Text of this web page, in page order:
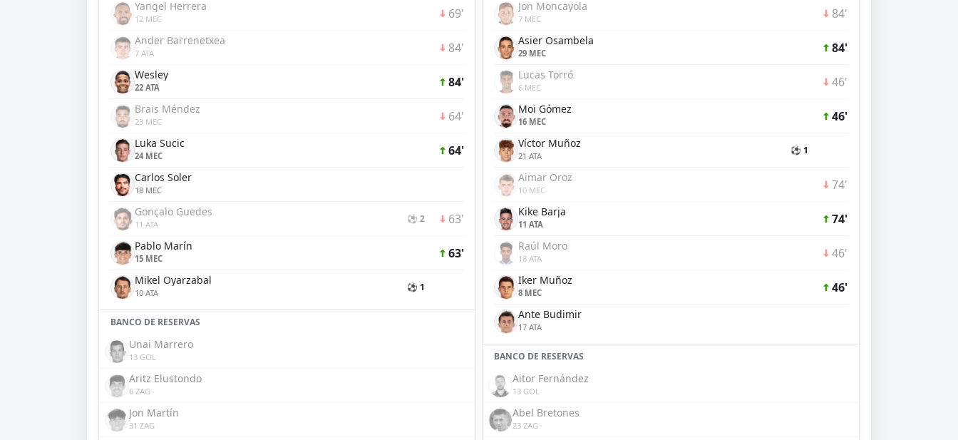
Yangel Herrera
12 MEC 69'
Ander Barrenetxea
7 ATA 84'
Wesley
22 ATA 84'
Brais Méndez
23 MEC 64'
Luka Sucic
24 MEC 64'
Carlos Soler
18 MEC
Gonçalo Guedes
11 ATA ⚽ 2 63'
Pablo Marín
15 MEC 63'
Mikel Oyarzabal
10 ATA ⚽ 1
BANCO DE RESERVAS
Unai Marrero
13 GOL
Aritz Elustondo
6 ZAG
Jon Martín
31 ZAG
Jon Moncayola
7 MEC 84'
Asier Osambela
29 MEC 84'
Lucas Torró
6 MEC 46'
Moi Gómez
16 MEC 46'
Víctor Muñoz
21 ATA ⚽ 1
Aimar Oroz
10 MEC 74'
Kike Barja
11 ATA 74'
Raúl Moro
18 ATA 46'
Iker Muñoz
8 MEC 46'
Ante Budimir
17 ATA
BANCO DE RESERVAS
Aitor Fernández
13 GOL
Abel Bretones
23 ZAG